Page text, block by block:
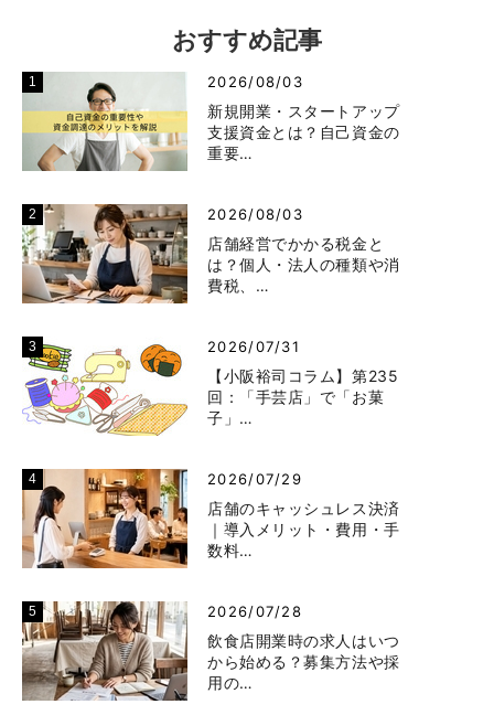
おすすめ記事
2026/08/03
新規開業・スタートアップ
支援資金とは？自己資金の
重要…
2026/08/03
店舗経営でかかる税金と
は？個人・法人の種類や消
費税、…
2026/07/31
【小阪裕司コラム】第235
回：「手芸店」で「お菓
子」…
2026/07/29
店舗のキャッシュレス決済
｜導入メリット・費用・手
数料…
2026/07/28
飲食店開業時の求人はいつ
から始める？募集方法や採
用の…